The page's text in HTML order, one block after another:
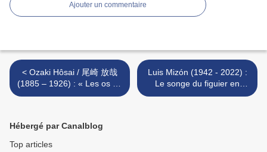
Ajouter un commentaire
< Ozaki Hôsai / 尾崎 放哉
(1885 – 1926) : « Les os de
mes doigts... »
Luis Mizón (1942 - 2022) :
Le songe du figuier en
flammes / El sueño de la
Hébergé par Canalblog
Top articles